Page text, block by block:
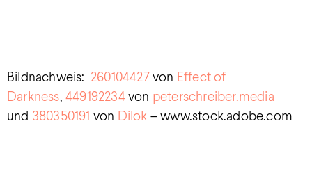
Bildnachweis: 260104427von Effect of
Darkness, 449192234 von peterschreiber.media
und 380350191 von Dilok –www.stock.adobe.com